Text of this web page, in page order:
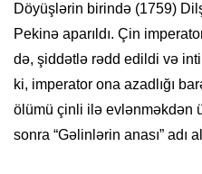
Döyüşlərin birində (1759)
Pekinə aparıldı. Çin
də, şiddətlə rədd edildi və
ki, imperator ona azadlığı
ölümü çinli ilə evlənməkdən
sonra “Gəlinlərin anası” adı